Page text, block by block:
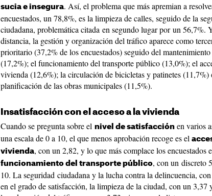
sucia e insegura. Así, el problema que más apremian a
encuestados, un 78,8%, es la limpieza de calles, seguido de la
ciudadana, problemática citada en segundo lugar por un 56,7%.
distancia, la gestión y organización del tráfico aparece como
prioritario (37,2% de los encuestados) seguido del
(17,2%); el funcionamiento del transporte público (13,0%); el
vivienda (12,6%); la circulación de bicicletas y patinetes (11,7%)
planificación de las obras municipales (11,5%).
Insatisfacción con el acceso a la vivienda
Cuando se pregunta sobre el nivel de satisfacción en varios
una escala de 0 a 10, el que menos aprobación recoge es el
vivienda, con un 2,82, y lo que más complace los encuestados
funcionamiento del transporte público, con un discreto
10. La seguridad ciudadana y la lucha contra la delincuencia,
en el grado de satisfacción, la limpieza de la ciudad, con un 3,37